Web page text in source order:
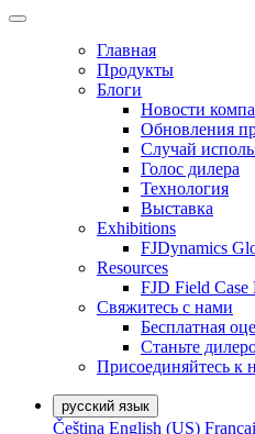
Главная
Продукты
Блоги
Новости
Обновления
Случай
Голос дилера
Технология
Выставка
Exhibitions
FJDynamics
Resources
FJD Field Case
Свяжитесь с нами
Бесплатная
Станьте
Присоединяйтесь к
русский язык
Čeština English (US)